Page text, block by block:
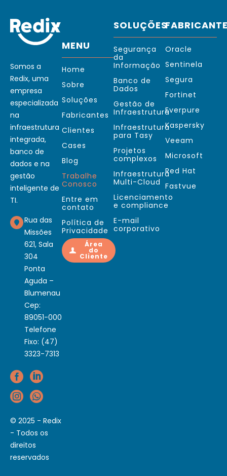
Somos a
Redix, uma
empresa
especializada
na
infraestrutura
integrada,
banco de
dados e na
gestão
inteligente de
TI.
Rua das
Missões
621, Sala
304
Ponta
Aguda –
Blumenau
Cep:
89051-000
Telefone
Fixo: (47)
3323-7313
© 2025 - Redix
- Todos os
direitos
reservados
MENU
Home
Sobre
Soluções
Fabricantes
Clientes
Cases
Blog
Trabalhe
Conosco
Entre em
contato
Política de
Privacidade
Área
do
Cliente
SOLUÇÕES
Segurança
da
Informação
Banco de
Dados
Gestão de
Infraestrutura
Infraestrutura
para Tasy
Projetos
complexos
Infraestrutura
Multi-Cloud
Licenciamento
e compliance
E-mail
corporativo
Oracle
Sentinela
Segura
Fortinet
Everpure
Kaspersky
Veeam
Microsoft
Red Hat
Fastvue